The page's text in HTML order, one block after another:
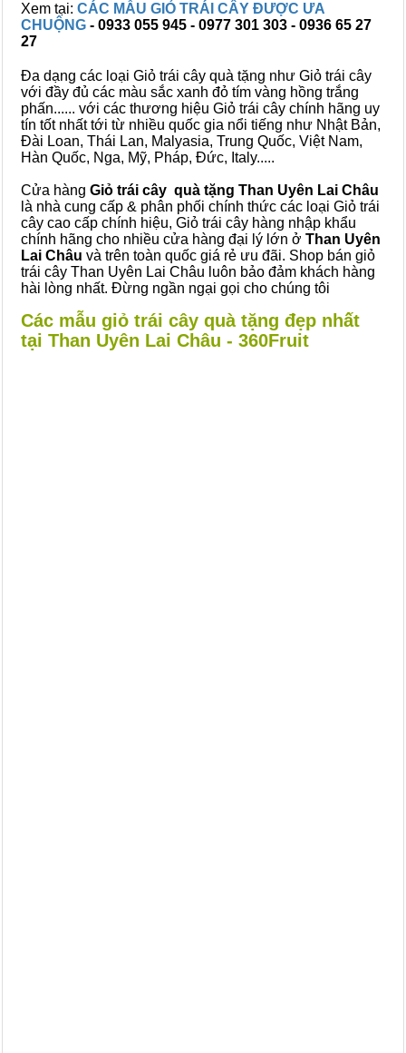
Xem tại: CÁC MẪU GIỎ TRÁI CÂY ĐƯỢC ƯA
CHUỘNG - 0933 055 945 - 0977 301 303 - 0936 65 27
27
Đa dạng các loại Giỏ trái cây quà tặng như Giỏ trái cây
với đầy đủ các màu sắc xanh đỏ tím vàng hồng trắng
phấn...... với các thương hiệu Giỏ trái cây chính hãng uy
tín tốt nhất tới từ nhiều quốc gia nổi tiếng như Nhật Bản,
Đài Loan, Thái Lan, Malyasia, Trung Quốc, Việt Nam,
Hàn Quốc, Nga, Mỹ, Pháp, Đức, Italy.....
Cửa hàng Giỏ trái cây quà tặng Than Uyên Lai Châu
là nhà cung cấp & phân phối chính thức các loại Giỏ trái
cây cao cấp chính hiệu, Giỏ trái cây hàng nhập khẩu
chính hãng cho nhiều cửa hàng đại lý lớn ở Than Uyên
Lai Châu và trên toàn quốc giá rẻ ưu đãi. Shop bán giỏ
trái cây Than Uyên Lai Châu luôn bảo đảm khách hàng
hài lòng nhất. Đừng ngần ngại gọi cho chúng tôi
Các mẫu giỏ trái cây quà tặng đẹp nhất
tại Than Uyên Lai Châu - 360Fruit